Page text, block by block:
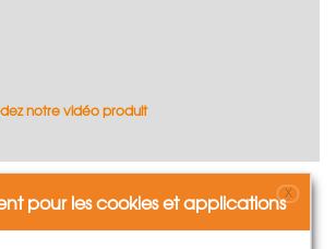
notre vidéo produit
avis sur le
pour les cookies et applicationsX